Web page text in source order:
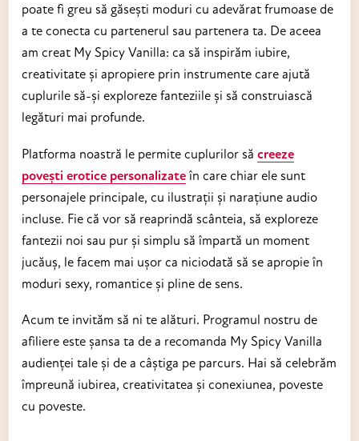
poate fi greu să găsești moduri cu adevărat frumoase de
a te conecta cu partenerul sau partenera ta. De aceea
am creat My Spicy Vanilla: ca să inspirăm iubire,
creativitate și apropiere prin instrumente care ajută
cuplurile să-și exploreze fanteziile și să construiască
legături mai profunde.
Platforma noastră le permite cuplurilor să creeze
povești erotice personalizate în care chiar ele sunt
personajele principale, cu ilustrații și narațiune audio
incluse. Fie că vor să reaprindă scânteia, să exploreze
fantezii noi sau pur și simplu să împartă un moment
jucăuș, le facem mai ușor ca niciodată să se apropie în
moduri sexy, romantice și pline de sens.
Acum te invităm să ni te alături. Programul nostru de
afiliere este șansa ta de a recomanda My Spicy Vanilla
audienței tale și de a câștiga pe parcurs. Hai să celebrăm
împreună iubirea, creativitatea și conexiunea, poveste
cu poveste.